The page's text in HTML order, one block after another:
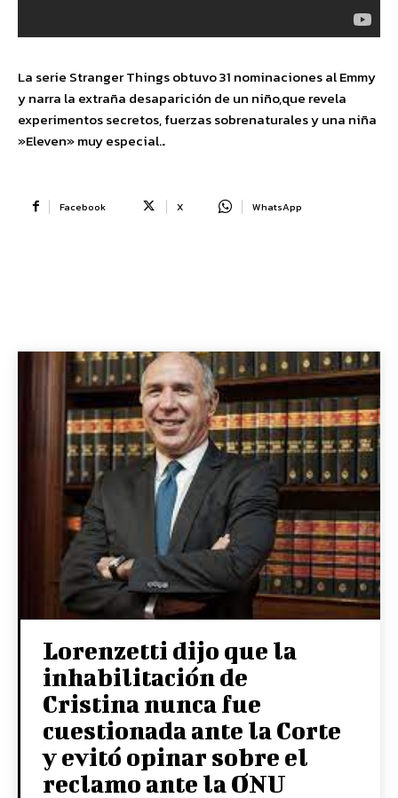
La serie Stranger Things obtuvo 31 nominaciones al Emmy
y narra la extraña desaparición de un niño,que revela
experimentos secretos, fuerzas sobrenaturales y una niña
»Eleven» muy especial..
Facebook X WhatsApp
Lorenzetti dijo que la
inhabilitación de
Cristina nunca fue
cuestionada ante la Corte
y evitó opinar sobre el
reclamo ante la ONU